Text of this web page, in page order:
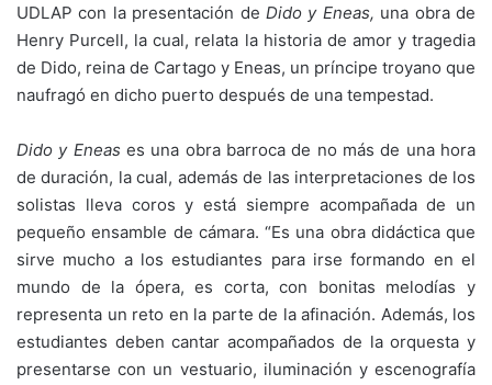
UDLAP con la presentación de Dido y Eneas, una obra de
Henry Purcell, la cual, relata la historia de amor y tragedia
de Dido, reina de Cartago y Eneas, un príncipe troyano que
naufragó en dicho puerto después de una tempestad.
Dido y Eneas es una obra barroca de no más de una hora
de duración, la cual, además de las interpretaciones de los
solistas lleva coros y está siempre acompañada de un
pequeño ensamble de cámara. “Es una obra didáctica que
sirve mucho a los estudiantes para irse formando en el
mundo de la ópera, es corta, con bonitas melodías y
representa un reto en la parte de la afinación. Además, los
estudiantes deben cantar acompañados de la orquesta y
presentarse con un vestuario, iluminación y escenografía